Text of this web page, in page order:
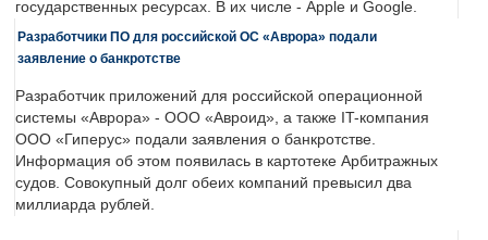
государственных ресурсах. В их числе - Apple и Google.
Разработчики ПО для российской ОС «Аврора» подали
заявление о банкротстве
Разработчик приложений для российской операционной
системы «Аврора» - ООО «Авроид», а также IT-компания
ООО «Гиперус» подали заявления о банкротстве.
Информация об этом появилась в картотеке Арбитражных
судов. Совокупный долг обеих компаний превысил два
миллиарда рублей.